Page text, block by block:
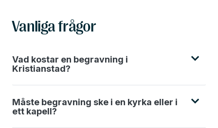
Vanliga frågor
Vad kostar en begravning i
Kristianstad?
Måste begravning ske i en kyrka eller i
ett kapell?